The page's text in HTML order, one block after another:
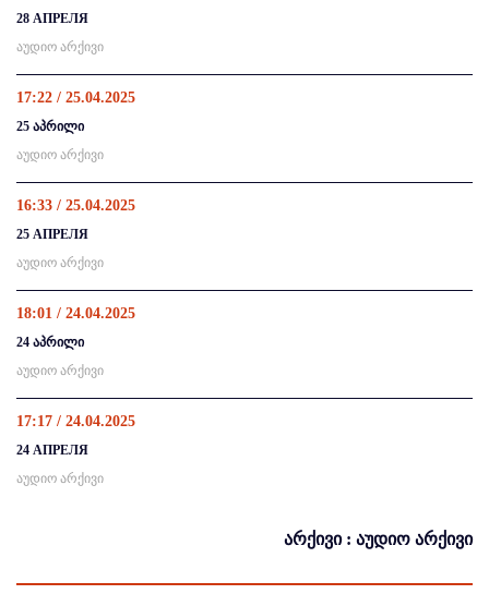
28 АПРЕЛЯ
აუდიო არქივი
17:22 / 25.04.2025
25 აპრილი
აუდიო არქივი
16:33 / 25.04.2025
25 АПРЕЛЯ
აუდიო არქივი
18:01 / 24.04.2025
24 აპრილი
აუდიო არქივი
17:17 / 24.04.2025
24 АПРЕЛЯ
აუდიო არქივი
არქივი : აუდიო არქივი